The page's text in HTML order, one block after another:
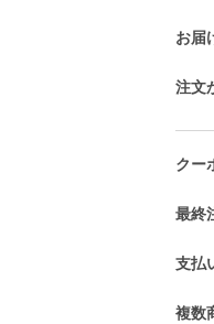
お届
注文
クー
最終
支払
複数